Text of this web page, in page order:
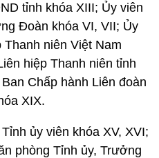
tỉnh khóa XIII; Ủy viên
Đoàn khóa VI, VII; Ủy
niên Việt Nam
hiệp Thanh niên tỉnh
Chấp hành Liên đoàn
XIX.
ủy viên khóa XV, XVI;
phòng Tỉnh ủy, Trưởng